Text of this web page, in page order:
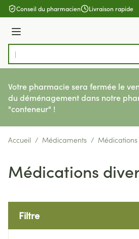
Aller au contenu
Conseil du pharmacien Livraison rapide
Menu
Rechercher
Votre pharmacie sera fermée le
du déménagement dans notre
"conteneur" !
Accueil / Médicaments /
Médications
Filtre